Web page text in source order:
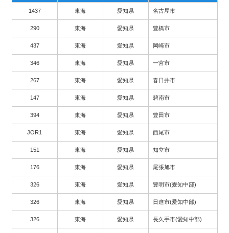
1437 東海 愛知県 名古屋市
290 東海 愛知県 豊橋市
437 東海 愛知県 岡崎市
346 東海 愛知県 一宮市
267 東海 愛知県 春日井市
147 東海 愛知県 碧南市
394 東海 愛知県 豊田市
JOR1 東海 愛知県 西尾市
151 東海 愛知県 知立市
176 東海 愛知県 尾張旭市
326 東海 愛知県 豊明市(愛知中部)
326 東海 愛知県 日進市(愛知中部)
326 東海 愛知県 長久手市(愛知中部)